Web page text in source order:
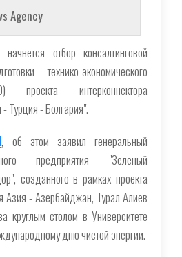
Agency
отбор консалтинговой
технико-экономического
проекта интерконнектора
Турция - Болгария".
, об этом заявил генеральный
предприятия "Зеленый
созданного в рамках проекта
Азия - Азербайджан, Турал Алиев
круглым столом в Университете
дню чистой энергии.